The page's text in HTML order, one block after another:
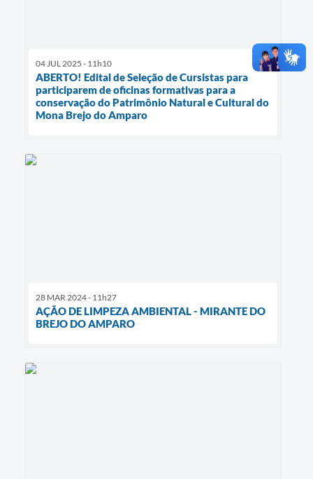
04 JUL 2025 - 11h10
ABERTO! Edital de Seleção de Cursistas para
participarem de oficinas formativas para a
conservação do Patrimônio Natural e Cultural do
Mona Brejo do Amparo
28 MAR 2024 - 11h27
AÇÃO DE LIMPEZA AMBIENTAL - MIRANTE DO
BREJO DO AMPARO